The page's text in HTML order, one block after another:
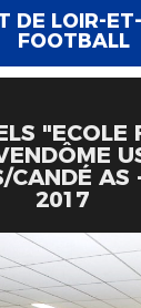
DE LOIR-
FOOTBALL
"ECOLE
CANDÉ AS
2017